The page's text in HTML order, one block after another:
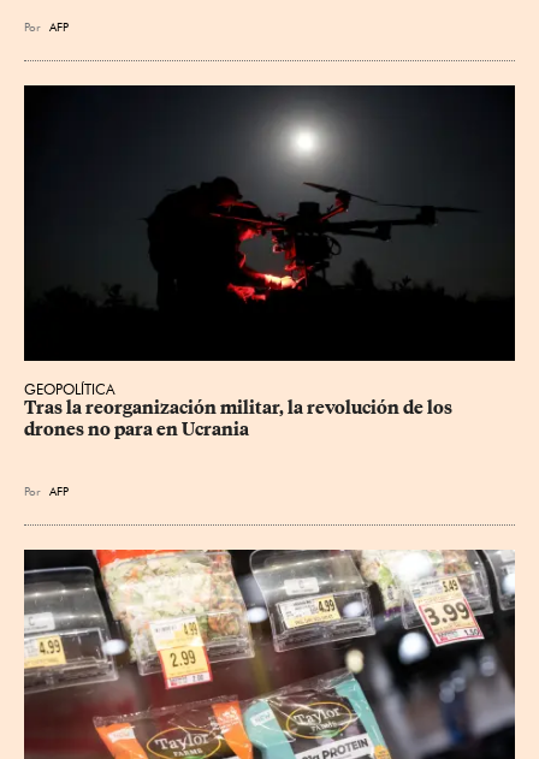
Por AFP
GEOPOLÍTICA
Tras la reorganización militar, la revolución de los
drones no para en Ucrania
Por AFP